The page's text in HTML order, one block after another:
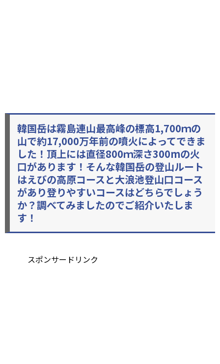
韓国岳は霧島連山最高峰の標高1,700ｍの
山で約17,000万年前の噴火によってできま
した！頂上には直径800ｍ深さ300mの火
口があります！そんな韓国岳の登山ルート
はえびの高原コースと大浪池登山口コース
があり登りやすいコースはどちらでしょう
か？調べてみましたのでご紹介いたしま
す！
スポンサードリンク